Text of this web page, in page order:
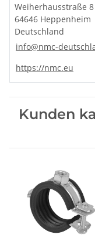
Weiherhausstraße 8
64646 Heppenheim
Deutschland
info@nmc-
https://nmc.eu
Kunden